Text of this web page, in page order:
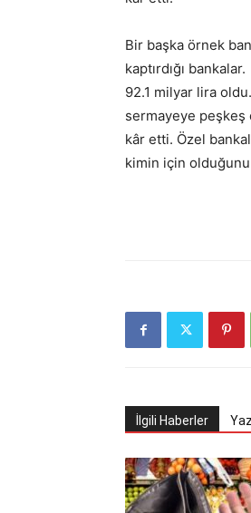
Bir başka örnek
kaptırdığı
92.1 milyar lira
sermayeye peşkeş
kâr etti. Özel
kimin için
İlgili Haberler